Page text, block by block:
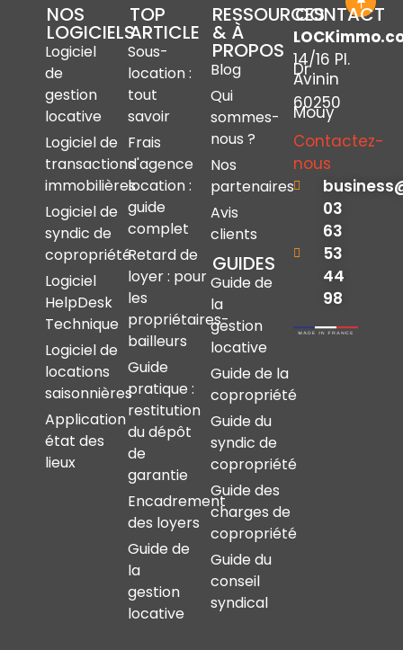
NOS
LOGICIELS
Logiciel
de
gestion
locative
Logiciel de
transactions
immobilières
Logiciel de
syndic de
copropriété
Logiciel
HelpDesk
Technique
Logiciel de
locations
saisonnières
Application
état des
lieux
TOP
ARTICLE
Sous-
location :
tout
savoir
Frais
d'agence
location :
guide
complet
Retard de
loyer : pour
les
propriétaires-
bailleurs
Guide
pratique :
restitution
du dépôt
de
garantie
Encadrement
des loyers
Guide de
la
gestion
locative
RESSOURCES
& À
PROPOS
Blog
Qui
sommes-
nous ?
Nos
partenaires
Avis
clients
GUIDES
Guide de
la
gestion
locative
Guide de la
copropriété
Guide du
syndic de
copropriété
Guide des
charges de
copropriété
Guide du
conseil
syndical
CONTACT
14/16 Pl.
Dr
Avinin
60250
Mouy
Contactez-
nous
03
63
53
44
98